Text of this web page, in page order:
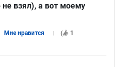
взял), а вот моему
Мне нравится (
1